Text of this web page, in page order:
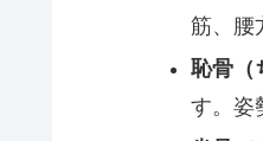
筋、腰
恥骨（
す。姿